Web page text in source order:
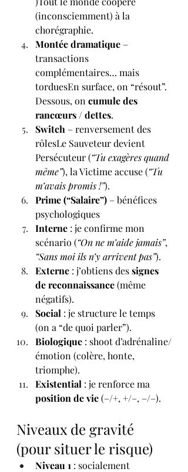
(inconsciemment) à la
chorégraphie.
Montée dramatique –
transactions
complémentaires… mais
torduesEn surface, on “résout”.
Dessous, on cumule des
rancœurs / dettes.
Switch – renversement des
rôlesLe Sauveteur devient
Persécuteur (“Tu exagères quand
même”), la Victime accuse (“Tu
m’avais promis !”).
Prime (“Salaire”) – bénéfices
psychologiques
Interne : je confirme mon
scénario (“On ne m’aide jamais”,
“Sans moi ils n’y arrivent pas”).
Externe : j’obtiens des signes
de reconnaissance (même
négatifs).
Social : je structure le temps
(on a “de quoi parler”).
Biologique : shoot d’adrénaline/
émotion (colère, honte,
triomphe).
Existential : je renforce ma
position de vie (–/+, +/–, –/–).
Niveaux de gravité
(pour situer le risque)
Niveau 1 : socialement